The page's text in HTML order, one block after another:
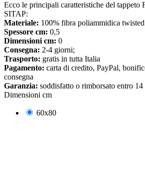
Ecco le principali caratteristiche del
SITAP:
Materiale: 100% fibra poliammidica twisted
Spessore cm: 0,5
Dimensioni cm: 0
Consegna: 2-4 giorni;
Trasporto: gratis in tutta Italia
Pagamento: carta di credito, PayPal,
consegna
Garanzia: soddisfatto o rimborsato entro
Dimensioni cm
60x80